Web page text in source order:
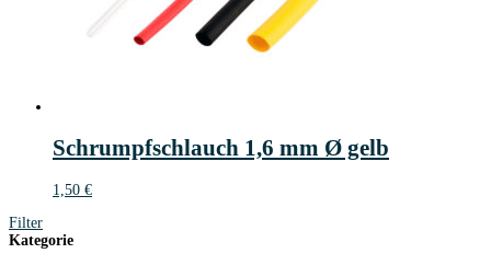
Schrumpfschlauch 1,6 mm Ø gelb
1,50 €
Filter
Kategorie